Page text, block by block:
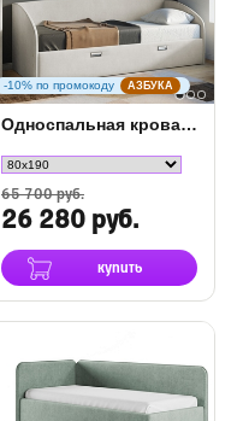
-10% по промокоду АЗБУКА
Односпальная кровать Bono в ткани
65 700 руб.
26 280 руб.
купить